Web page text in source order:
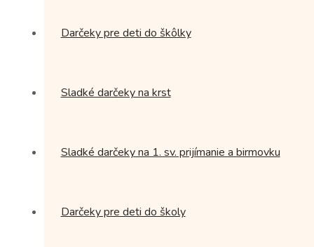
Darčeky pre deti do škôlky
Sladké darčeky na krst
Sladké darčeky na 1. sv. prijímanie a birmovku
Darčeky pre deti do školy